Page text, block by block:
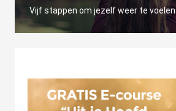
Vijf stappen om jezelf weer te voelen